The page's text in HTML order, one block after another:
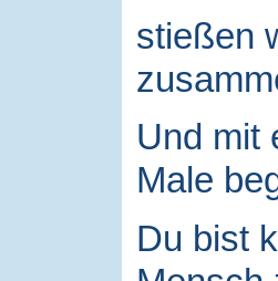
stießen
Und mit
Male
Du bist